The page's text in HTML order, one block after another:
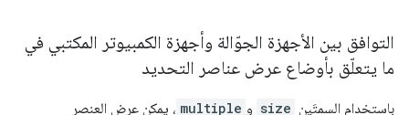
التوافق بين الأجهزة الجوّالة وأجهزة الكمبيوتر المكتبي في
ما يتعلّق بأوضاع عرض عناصر التحديد
باستخدام السمتَين size و multiple ، يمكن عرض العنصر